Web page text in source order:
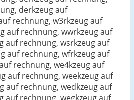
derkzeug auf
rechnung, w3rkzeug auf
auf rechnung, wwrkzeug auf
auf rechnung, wsrkzeug auf
auf rechnung, wfrkzeug auf
rechnung, we4kzeug auf
auf rechnung, weekzeug auf
auf rechnung, wedkzeug auf